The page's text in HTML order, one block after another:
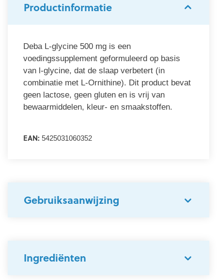
Productinformatie
Deba L-glycine 500 mg is een
voedingssupplement geformuleerd op basis
van l-glycine, dat de slaap verbetert (in
combinatie met L-Ornithine). Dit product bevat
geen lactose, geen gluten en is vrij van
bewaarmiddelen, kleur- en smaakstoffen.
EAN: 5425031060352
Gebruiksaanwijzing
Ingrediënten